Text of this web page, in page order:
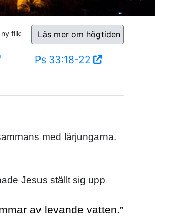
flik Läs mer om högtiden
Ps 33:18-22
med lärjungarna.
Jesus ställt sig upp
av levande vatten.”